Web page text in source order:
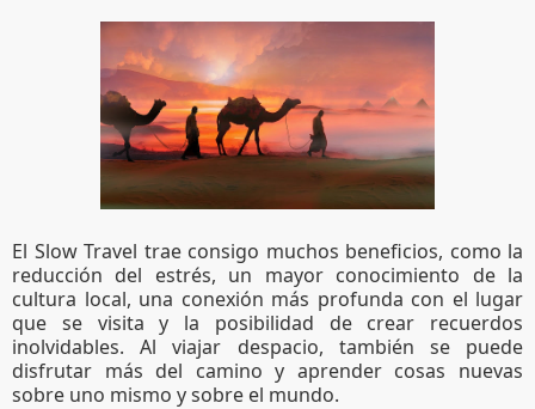
El Slow Travel trae consigo muchos beneficios, como la
reducción del estrés, un mayor conocimiento de la
cultura local, una conexión más profunda con el lugar
que se visita y la posibilidad de crear recuerdos
inolvidables. Al viajar despacio, también se puede
disfrutar más del camino y aprender cosas nuevas
sobre uno mismo y sobre el mundo.